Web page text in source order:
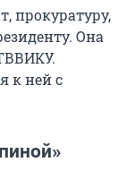
прокуратуру,
Она
к ней с